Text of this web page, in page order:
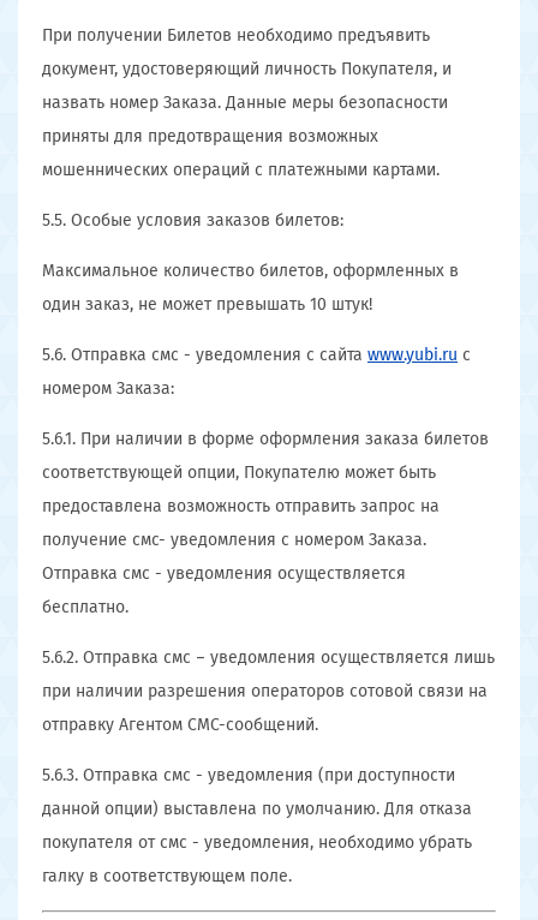
При получении Билетов необходимо предъявить
документ, удостоверяющий личность Покупателя, и
назвать номер Заказа. Данные меры безопасности
приняты для предотвращения возможных
мошеннических операций с платежными картами.
5.5. Особые условия заказов билетов:
Максимальное количество билетов, оформленных в
один заказ, не может превышать 10 штук!
5.6. Отправка смс - уведомления с сайта www.yubi.ru с
номером Заказа:
5.6.1. При наличии в форме оформления заказа билетов
соответствующей опции, Покупателю может быть
предоставлена возможность отправить запрос на
получение смс- уведомления с номером Заказа.
Отправка смс - уведомления осуществляется
бесплатно.
5.6.2. Отправка смс – уведомления осуществляется лишь
при наличии разрешения операторов сотовой связи на
отправку Агентом СМС-сообщений.
5.6.3. Отправка смс - уведомления (при доступности
данной опции) выставлена по умолчанию. Для отказа
покупателя от смс - уведомления, необходимо убрать
галку в соответствующем поле.